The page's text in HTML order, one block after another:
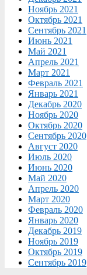
Ноябрь 2021
Октябрь 2021
Сентябрь 2021
Июнь 2021
Май 2021
Апрель 2021
Март 2021
Февраль 2021
Январь 2021
Декабрь 2020
Ноябрь 2020
Октябрь 2020
Сентябрь 2020
Август 2020
Июль 2020
Июнь 2020
Май 2020
Апрель 2020
Март 2020
Февраль 2020
Январь 2020
Декабрь 2019
Ноябрь 2019
Октябрь 2019
Сентябрь 2019